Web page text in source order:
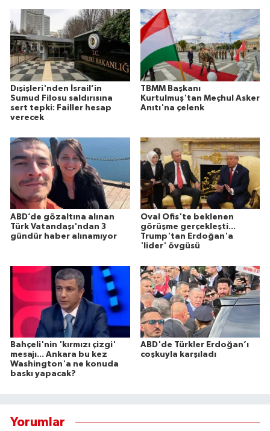
Dışişleri'nden İsrail’in
Sumud Filosu saldırısına
sert tepki: Failler hesap
verecek
TBMM Başkanı
Kurtulmuş'tan Meçhul Asker
Anıtı'na çelenk
ABD’de gözaltına alınan
Türk Vatandaşı'ndan 3
gündür haber alınamıyor
Oval Ofis'te beklenen
görüşme gerçekleşti...
Trump'tan Erdoğan'a
'lider' övgüsü
Bahçeli'nin 'kırmızı çizgi'
mesajı... Ankara bu kez
Washington'a ne konuda
baskı yapacak?
ABD'de Türkler Erdoğan’ı
coşkuyla karşıladı
Yorumlar